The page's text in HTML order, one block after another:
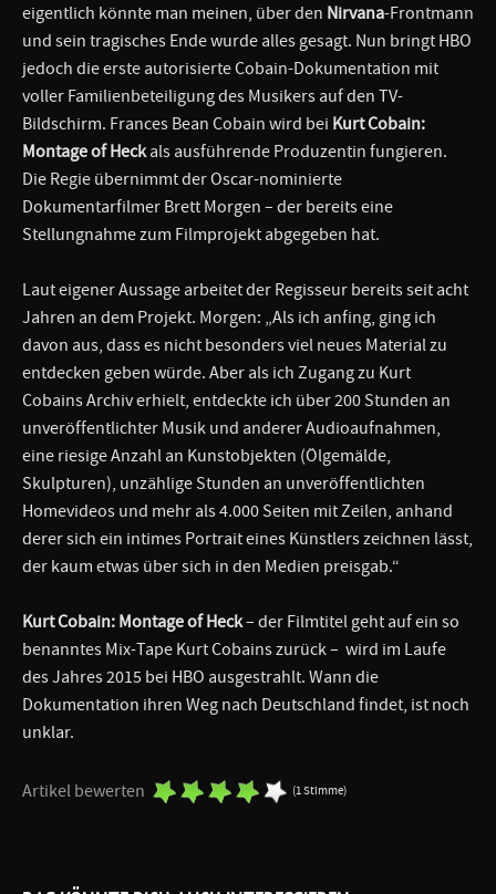
eigentlich könnte man meinen, über den Nirvana-Frontmann
und sein tragisches Ende wurde alles gesagt. Nun bringt HBO
jedoch die erste autorisierte Cobain-Dokumentation mit
voller Familienbeteiligung des Musikers auf den TV-
Bildschirm. Frances Bean Cobain wird bei Kurt Cobain:
Montage of Heckals ausführende Produzentin fungieren.
Die Regie übernimmt der Oscar-nominierte
Dokumentarfilmer Brett Morgen – der bereits eine
Stellungnahme zum Filmprojekt abgegeben hat.
Laut eigener Aussage arbeitet der Regisseur bereits seit acht
Jahren an dem Projekt. Morgen: „Als ich anfing, ging ich
davon aus, dass es nicht besonders viel neues Material zu
entdecken geben würde. Aber als ich Zugang zu Kurt
Cobains Archiv erhielt, entdeckte ich über 200 Stunden an
unveröffentlichter Musik und anderer Audioaufnahmen,
eine riesige Anzahl an Kunstobjekten (Ölgemälde,
Skulpturen), unzählige Stunden an unveröffentlichten
Homevideos und mehr als 4.000 Seiten mit Zeilen, anhand
derer sich ein intimes Portrait eines Künstlers zeichnen lässt,
der kaum etwas über sich in den Medien preisgab.“
Kurt Cobain: Montage of Heck– der Filmtitel geht auf ein so
benanntes Mix-Tape Kurt Cobains zurück – wird im Laufe
des Jahres 2015 bei HBO ausgestrahlt. Wann die
Dokumentation ihren Weg nach Deutschland findet, ist noch
unklar.
Artikel bewerten (1 Stimme)